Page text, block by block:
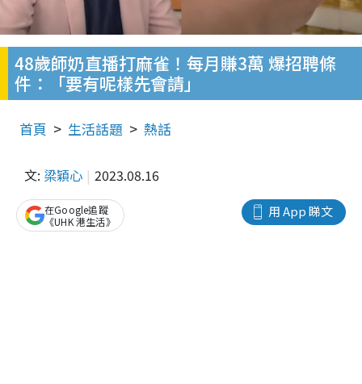
48歲師奶直播打麻雀！每月賺3萬 爆招聘條
件：「要有呢樣先會請」
首頁 生活話題 熱話
文: 梁穎心 2023.08.16
用 App 睇文
在Google追蹤
《UHK 港生活》